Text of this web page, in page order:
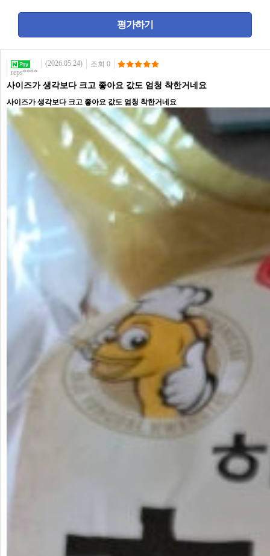
reps****
(2026.05.24) 조회 0
사이즈가 생각보다 크고 좋아요 값도 엄청 착한거네요
사이즈가 생각보다 크고 좋아요 값도 엄청 착한거네요